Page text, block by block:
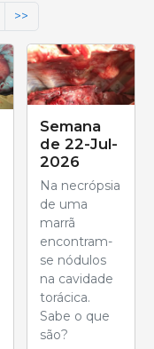
>>
Semana
de 22-Jul-
2026
Na necrópsia
de uma
marrã
encontram-
se nódulos
na cavidade
torácica.
Sabe o que
são?